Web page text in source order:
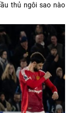
thủ ngôi sao nào